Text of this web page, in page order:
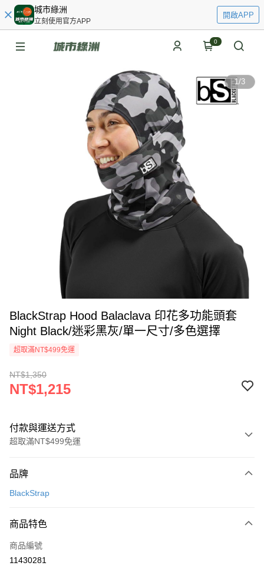
城市綠洲
立刻使用官方APP
開啟APP
0
1/3
BlackStrap Hood Balaclava 印花多功能頭套
Night Black/迷彩黑灰/單一尺寸/多色選擇
超取滿NT$499免運
NT$1,350
NT$1,215
付款與運送方式
超取滿NT$499免運
信用卡一次付款
LINE Pay
Apple Pay
品牌
BlackStrap
商品特色
商品編號
11430281